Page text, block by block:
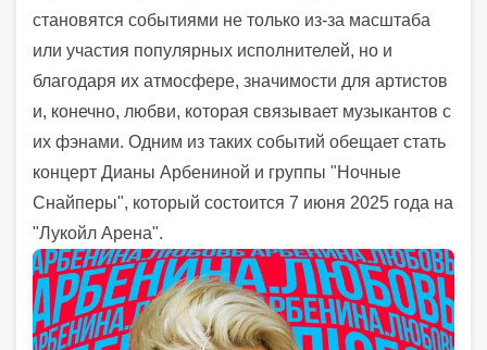
становятся событиями не только из-за масштаба
или участия популярных исполнителей, но и
благодаря их атмосфере, значимости для артистов
и, конечно, любви, которая связывает музыкантов с
их фэнами. Одним из таких событий обещает стать
концерт Дианы Арбениной и группы "Ночные
Снайперы", который состоится 7 июня 2025 года на
"Лукойл Арена".